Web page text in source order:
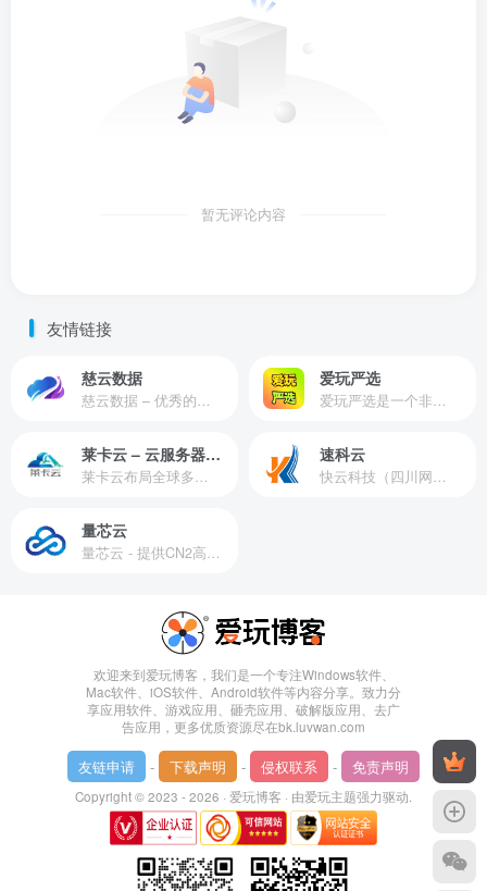
暂无评论内容
友情链接
慈云数据
慈云数据 – 优秀的云服务器服务商，提供最具有性价比的产品。慈云数据是开发者必不可少的良心云
爱玩严选
爱玩严选是一个非常有保障且性价比极高的虚拟商城，包括但不限于苹果证书、技术指导、会员充值等多种虚拟服务！
莱卡云 – 云服务器提供商
莱卡云布局全球多个地理区域。提供服务有：境外云服务器、国内云服务器、独立服务器、服务器托管、CDN、SSL证书、游戏服务器等业务。
速科云
快云科技（四川网联快云科技有限公司）成立于2021年，主营互联网业务平台服务提供商。公司专注为用户提供低价高性能云计算产品，致力于云计算应用的易用性开发，并引导云计算在国内普及
量芯云
量芯云 - 提供CN2高速香港美国云服务器&专业高防服务器租用等云服务器供应商
欢迎来到爱玩博客，我们是一个专注Windows软件、
Mac软件、iOS软件、Android软件等内容分享。致力分
享应用软件、游戏应用、砸壳应用、破解版应用、去广
告应用，更多优质资源尽在bk.luvwan.com
友链申请 - 下载声明 - 侵权联系 - 免责声明
Copyright © 2023 - 2026 · 爱玩博客 · 由爱玩主题强力驱动.